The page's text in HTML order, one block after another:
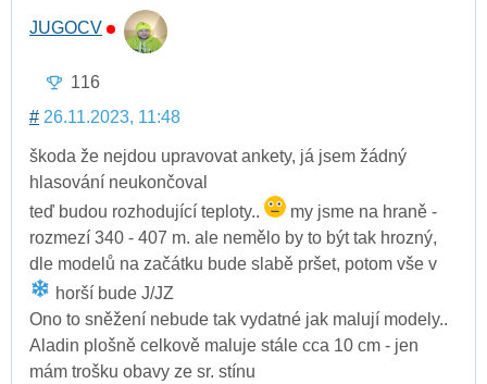
JUGOCV
116
# 26.11.2023, 11:48
škoda že nejdou upravovat ankety, já jsem žádný
hlasování neukončoval
teď budou rozhodující teploty..
my jsme na hraně -
rozmezí 340 - 407 m. ale nemělo by to být tak hrozný,
dle modelů na začátku bude slabě pršet, potom vše v
horší bude J/JZ
Ono to sněžení nebude tak vydatné jak malují modely..
Aladin plošně celkově maluje stále cca 10 cm - jen
mám trošku obavy ze sr. stínu